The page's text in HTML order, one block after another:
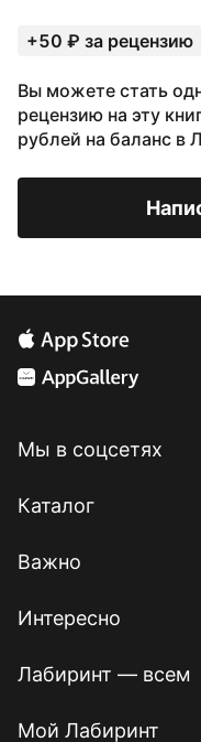
+50 ₽ за рецензию
Вы можете стать
рецензию на эту
рублей на баланс в
Мы в соцсетях
Каталог
Важно
Интересно
Лабиринт — всем
Мой Лабиринт